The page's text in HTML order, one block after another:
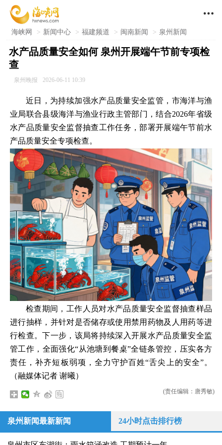

海峡网 > 新闻中心 > 福建频道 > 闽南新闻 > 泉州新闻
水产品质量安全如何 泉州开展端午节前专项检
查
泉州晚报 2026-06-11 10:39
近日，为持续加强水产品质量安全监管，市海洋与渔
业局联合县级海洋与渔业行政主管部门，结合2026年省级
水产品质量安全监督抽查工作任务，部署开展端午节前水
产品质量安全专项检查。
检查期间，工作人员对水产品质量安全监督抽查样品
进行抽样，并针对是否储存或使用禁用药物及人用药等进
行检查。下一步，该局将持续深入开展水产品质量安全监
管工作，全面强化“从池塘到餐桌”全链条管控，压实各方
责任，补齐短板弱项，全力守护百姓“舌尖上的安全”。
（融媒体记者 谢曦）
(责任编辑：唐秀敏)
泉州新闻最新新闻 24小时点击排行榜